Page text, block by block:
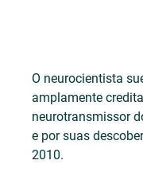
O neurocientista
amplamente
neurotransmissor
e por suas
2010.